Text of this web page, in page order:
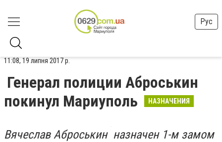
Рус
11:08, 19 липня 2017 р.
Генерал полиции Аброськин
покинул Мариуполь
НАЗНАЧЕНИЯ
Вячеслав Аброськин назначен 1-м замом